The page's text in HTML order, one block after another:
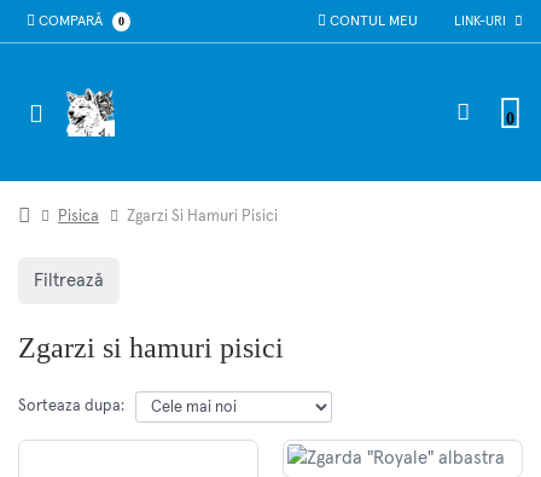
COMPARĂ 0 LINK-URI
CONTUL MEU
0
Pisica Zgarzi Si Hamuri Pisici
Filtrează
Zgarzi si hamuri pisici
Sorteaza dupa: